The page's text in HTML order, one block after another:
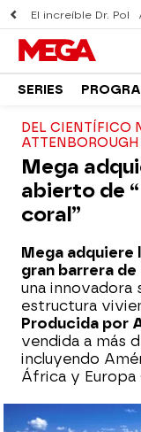
El increíble Dr. Pol
SERIES
DEL CIENTÍFICO
ATTENBOROUGH
Mega
abierto de
coral”
Mega adquiere
gran barrera
una innovadora
estructura
Producida por
vendida a más
incluyendo
África y Europa